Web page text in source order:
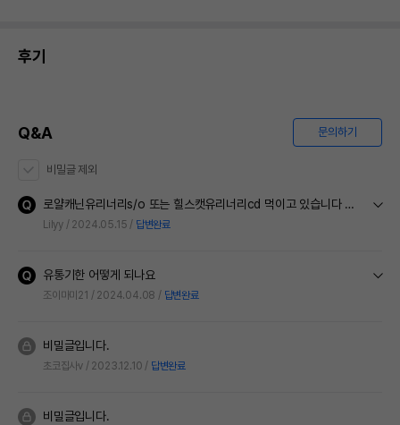
후기
Q&A 문의하기
비밀글 제외
로얄캐닌유리너리s/o 또는 힐스캣유리너리cd 먹이고 있습니다 이사료로 대체해도 되는 성분인지요?
Lilyy 2024.05.15 답변완료
유통기한 어떻게 되나요
조이마미21 2024.04.08 답변완료
비밀글입니다.
초코집사v 2023.12.10 답변완료
비밀글입니다.